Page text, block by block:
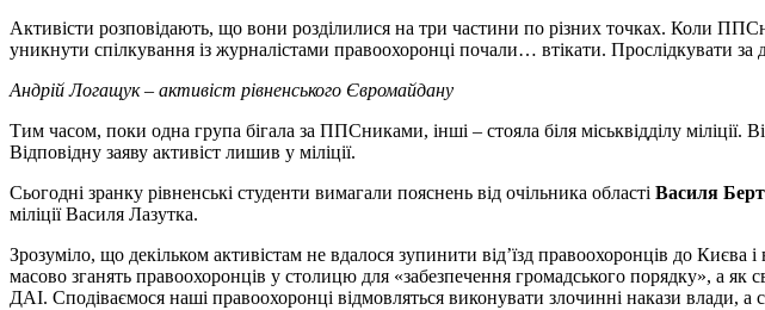
Активісти розповідають, що вони розділилися на три частини по різних точках. Коли
уникнути спілкування із журналістами правоохоронці почали… втікати. Прослідкувати за
Андрій Логащук – активіст рівненського Євромайдану
Тим часом, поки одна група бігала за ППСниками, інші – стояла біля міськвідділу
Відповідну заяву активіст лишив у міліції.
Сьогодні зранку рівненські студенти вимагали пояснень від очільника області Василя
міліції Василя Лазутка.
Зрозуміло, що декільком активістам не вдалося зупинити від’їзд правоохоронців до
масово зганять правоохоронців у столицю для «забезпечення громадського порядку», а
ДАІ. Сподіваємося наші правоохоронці відмовляться виконувати злочинні накази влади, а